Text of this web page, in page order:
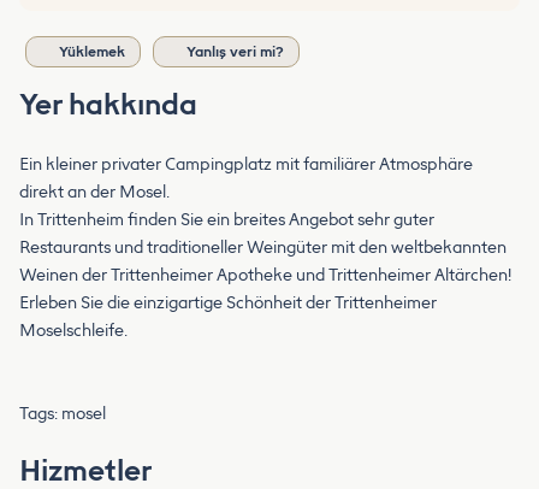
Yüklemek Yanlış veri mi?
Yer hakkında
Ein kleiner privater Campingplatz mit familiärer Atmosphäre
direkt an der Mosel.
In Trittenheim finden Sie ein breites Angebot sehr guter
Restaurants und traditioneller Weingüter mit den weltbekannten
Weinen der Trittenheimer Apotheke und Trittenheimer Altärchen!
Erleben Sie die einzigartige Schönheit der Trittenheimer
Moselschleife.
Tags: mosel
Hizmetler